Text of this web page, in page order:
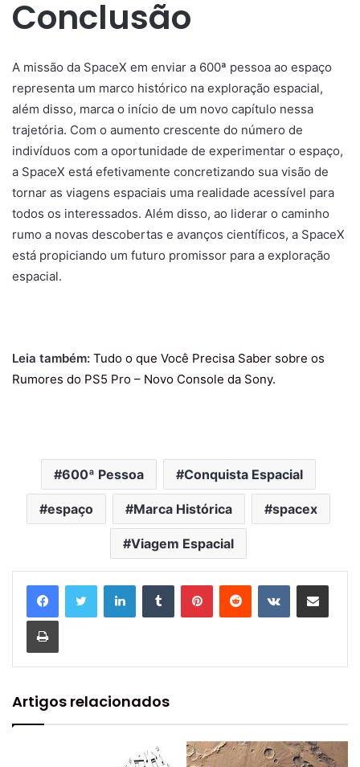
Conclusão
A missão da SpaceX em enviar a 600ª pessoa ao espaço
representa um marco histórico na exploração espacial,
além disso, marca o início de um novo capítulo nessa
trajetória. Com o aumento crescente do número de
indivíduos com a oportunidade de experimentar o espaço,
a SpaceX está efetivamente concretizando sua visão de
tornar as viagens espaciais uma realidade acessível para
todos os interessados. Além disso, ao liderar o caminho
rumo a novas descobertas e avanços científicos, a SpaceX
está propiciando um futuro promissor para a exploração
espacial.
Leia também: Tudo o que Você Precisa Saber sobre os
Rumores do PS5 Pro – Novo Console da Sony.
600ª Pessoa Conquista Espacial
espaço Marca Histórica spacex
Viagem Espacial
Artigos relacionados